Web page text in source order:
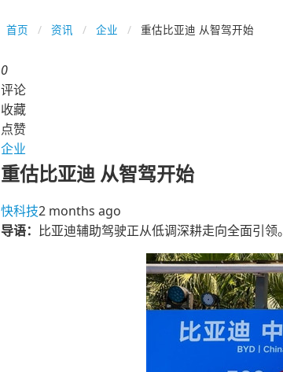
首页 资讯 企业 重估比亚迪 从智驾开始
0
评论
收藏
点赞
企业
重估比亚迪 从智驾开始
快科技2 months ago
导语： 比亚迪辅助驾驶正从低调深耕走向全面引领。